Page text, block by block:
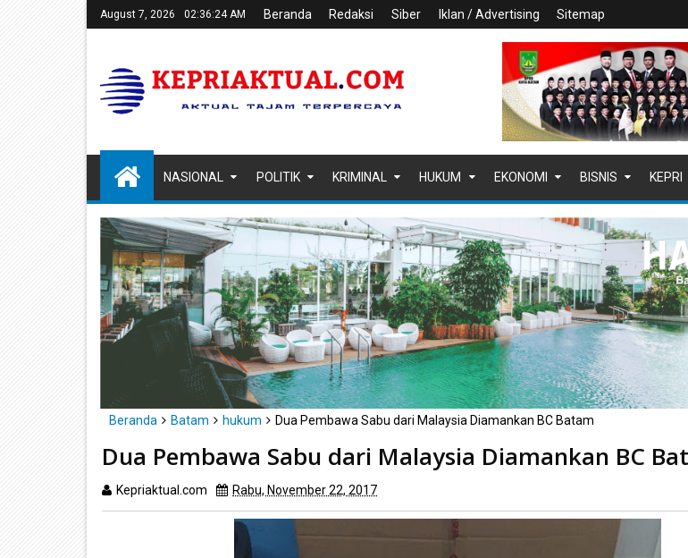
August 7, 2026 02:36:25 AM Beranda Redaksi Siber Iklan / Advertising Sitemap
NASIONAL POLITIK KRIMINAL HUKUM EKONOMI BISNIS KEPRI
Beranda Batam hukum Dua Pembawa Sabu dari Malaysia Diamankan BC Batam
Dua Pembawa Sabu dari Malaysia Diamankan BC
Kepriaktual.com Rabu, November 22, 2017